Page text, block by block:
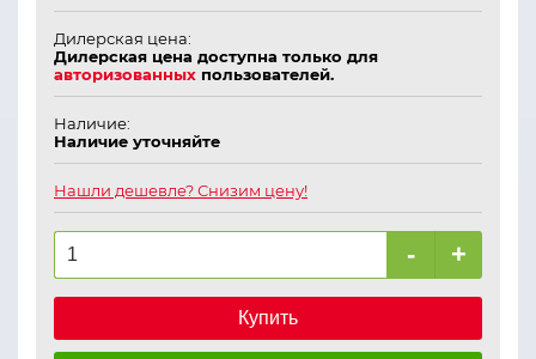
Дилерская цена:
Дилерская цена доступна только для
авторизованных пользователей.
Наличие:
Наличие уточняйте
Нашли дешевле? Снизим цену!
- +
Купить